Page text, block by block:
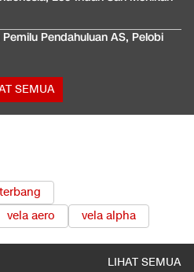
Pendahuluan AS, Pelobi
SEMUA
vela aero vela alpha
LIHAT SEMUA